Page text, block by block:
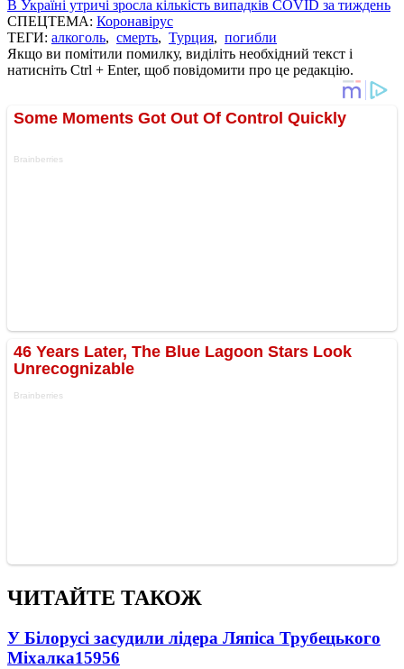
В Україні утричі зросла кількість випадків COVID за тиждень
СПЕЦТЕМА: Коронавірус
ТЕГИ: алкоголь, смерть, Турция, погибли
Якщо ви помітили помилку, виділіть необхідний текст і
натисніть Ctrl + Enter, щоб повідомити про це редакцію.
ЧИТАЙТЕ ТАКОЖ
У Білорусі засудили лідера Ляпіса Трубецького
Міхалка15956